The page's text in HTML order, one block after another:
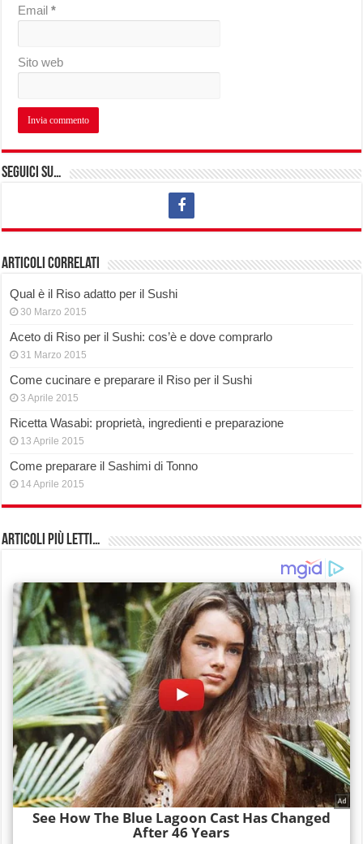
Email*
Sito web
Seguici su…
Articoli correlati
Qual è il Riso adatto per il Sushi
30 Marzo 2015
Aceto di Riso per il Sushi: cos’è e dove comprarlo
31 Marzo 2015
Come cucinare e preparare il Riso per il Sushi
3 Aprile 2015
Ricetta Wasabi: proprietà, ingredienti e preparazione
13 Aprile 2015
Come preparare il Sashimi di Tonno
14 Aprile 2015
Articoli più Letti…